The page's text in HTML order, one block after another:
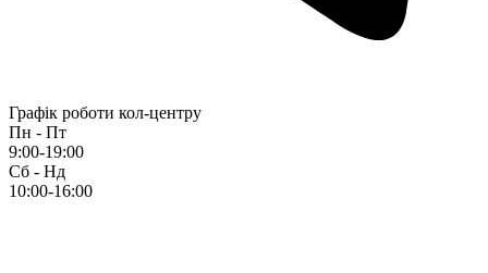
Графік роботи кол-центру
Пн - Пт
9:00-19:00
Сб - Нд
10:00-16:00